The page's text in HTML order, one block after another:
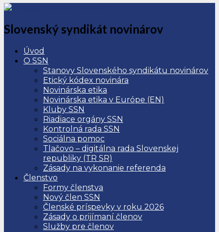
Slovenský syndikát novinárov
Úvod
O SSN
Stanovy Slovenského syndikátu novinárov
Etický kódex novinára
Novinárska etika
Novinárska etika v Európe (EN)
Kluby SSN
Riadiace orgány SSN
Kontrolná rada SSN
Sociálna pomoc
Tlačovo – digitálna rada Slovenskej
republiky (TR SR)
Zásady na vykonanie referenda
Členstvo
Formy členstva
Nový člen SSN
Členské príspevky v roku 2026
Zásady o prijímaní členov
Služby pre členov